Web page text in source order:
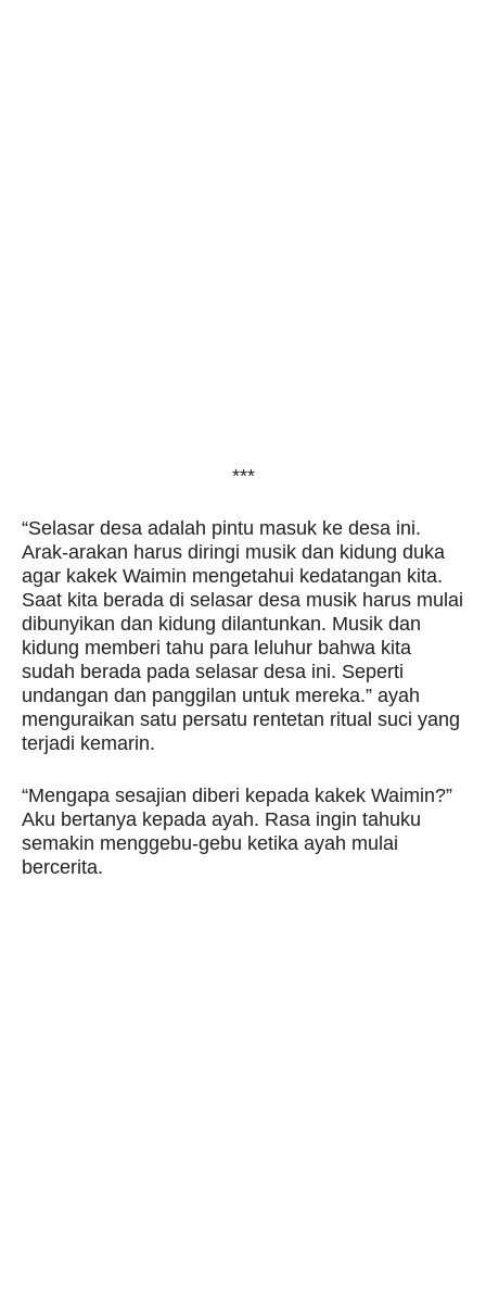
***
“Selasar desa adalah pintu masuk ke desa ini.
Arak-arakan harus diringi musik dan kidung duka
agar kakek Waimin mengetahui kedatangan kita.
Saat kita berada di selasar desa musik harus mulai
dibunyikan dan kidung dilantunkan. Musik dan
kidung memberi tahu para leluhur bahwa kita
sudah berada pada selasar desa ini. Seperti
undangan dan panggilan untuk mereka.” ayah
menguraikan satu persatu rentetan ritual suci yang
terjadi kemarin.
“Mengapa sesajian diberi kepada kakek Waimin?”
Aku bertanya kepada ayah. Rasa ingin tahuku
semakin menggebu-gebu ketika ayah mulai
bercerita.